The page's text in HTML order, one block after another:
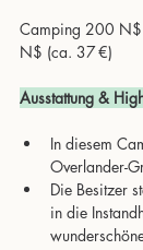
Camping 200 N$
N$ (ca. 37 €)
Ausstattung &
In diesem
Overlander-
Die Besitzer
in die